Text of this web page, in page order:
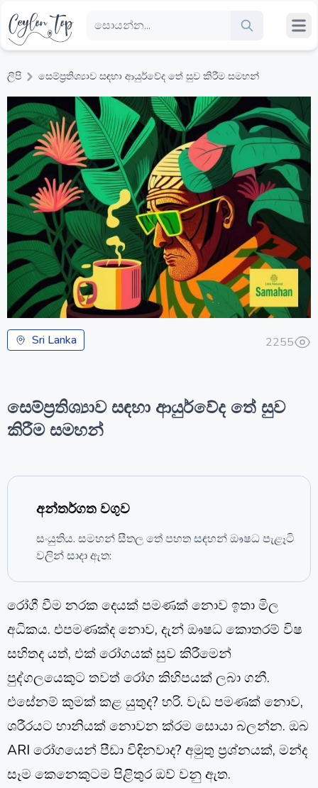
ලිපි සෙම්ප්‍රතිශ්‍යාව සඳහා ආයුර්වේද තේ සුව කිරීම සමහන්
Sri Lanka 2255
සෙම්ප්‍රතිශ්‍යාව සඳහා ආයුර්වේද තේ සුව
කිරීම සමහන්
අන්තර්ගත වගුව
සංයුතිය. සමහන් සීතල තේ පහත සඳහන් ඖෂධ පැළෑටි
වලින් සාදා ඇත:
රෝගී වීම නරක දෙයක් පමණක් නොව ඉතා මිල
අධිකය. එපමණක්ද නොව, දැන් ඖෂධ කොතරම් විෂ
සහිතද යත්, එක් රෝගයක් සුව කිරීමෙන්
පුද්ගලයෙකුට තවත් රෝග කිහිපයක් ලබා ගනී.
එසේනම් කුමක් කළ යුතුද? හරි. වැඩ පමණක් නොව,
ශරීරයට හානියක් නොවන ක්රම සොයා බලන්න. ඔබ
ARI රෝගයෙන් පීඩා විඳිනවාද? අමුතු ප්‍රශ්නයක්, මන්ද
සෑම කෙනෙකුටම පිළිතුර ඔව් වනු ඇත.